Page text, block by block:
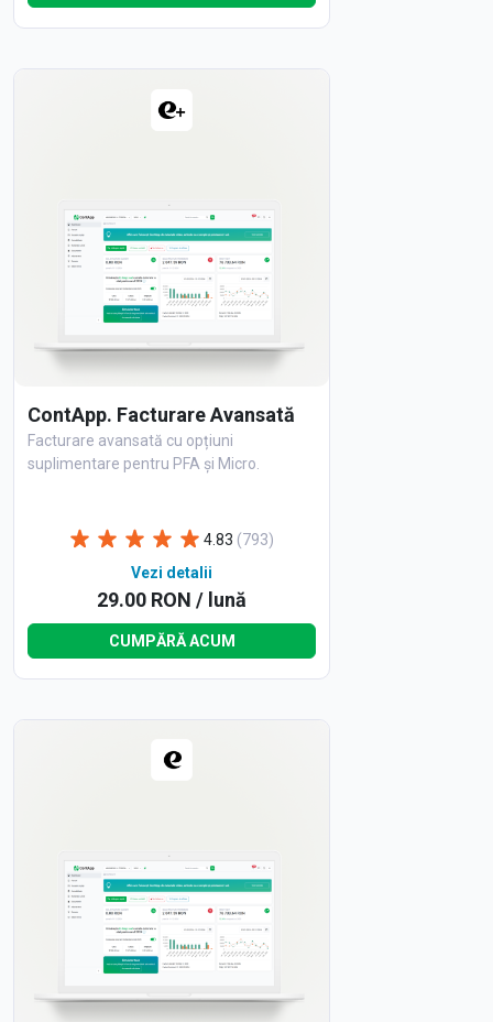
ContApp. Facturare Avansată
Facturare avansată cu opțiuni
suplimentare pentru PFA și Micro.
4.83 (793)
Vezi detalii
29.00 RON / lună
CUMPĂRĂ ACUM